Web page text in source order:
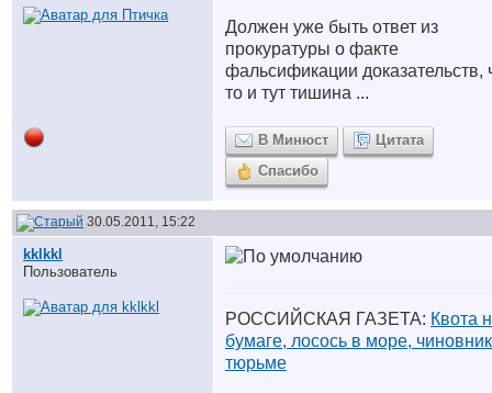
Должен уже быть ответ из
прокуратуры о факте
фальсификации доказательств,
то и тут тишина ...
В Минюст
Цитата
Спасибо
30.05.2011, 15:22
kklkkl
Пользователь
РОССИЙСКАЯ ГАЗЕТА: Квота
бумаге, лосось в море,
тюрьме